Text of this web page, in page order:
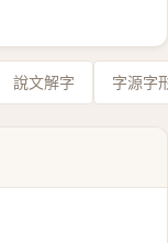
說文解字 字源字